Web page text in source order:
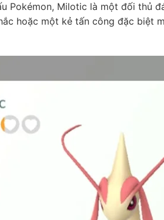
Pokémon, Milotic là một đối thủ
hoặc một kẻ tấn công đặc biệt